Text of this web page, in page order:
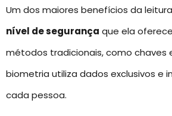
Um dos maiores benefícios da
nível de segurança que ela
métodos tradicionais, como chaves
biometria utiliza dados exclusivos e
cada pessoa.